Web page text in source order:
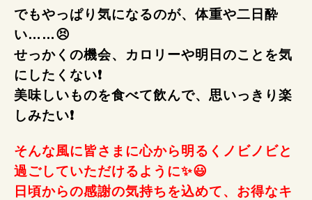
でもやっぱり気になるのが、体重や二日酔
い……😣
せっかくの機会、カロリーや明日のことを気
にしたくない❗
美味しいものを食べて飲んで、思いっきり楽
しみたい❗
そんな風に皆さまに心から明るくノビノビと
過ごしていただけるように✨😃
日頃からの感謝の気持ちを込めて、お得なキ